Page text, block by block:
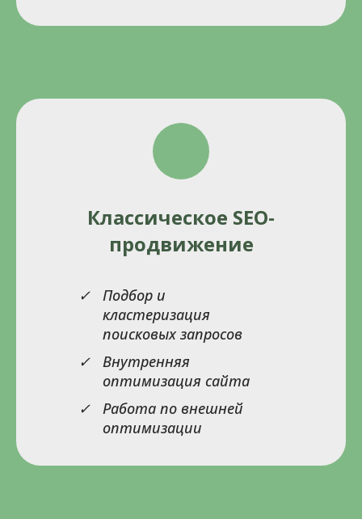
Классическое SEO-
продвижение
Подбор и
кластеризация
поисковых запросов
Внутренняя
оптимизация сайта
Работа по внешней
оптимизации